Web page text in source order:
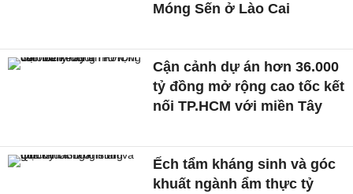
Móng Sến ở Lào Cai
Cận cảnh dự án hơn 36.000
tỷ đồng mở rộng cao tốc kết
nối TP.HCM với miền Tây
Ếch tẩm kháng sinh và góc
khuất ngành ẩm thực tỷ